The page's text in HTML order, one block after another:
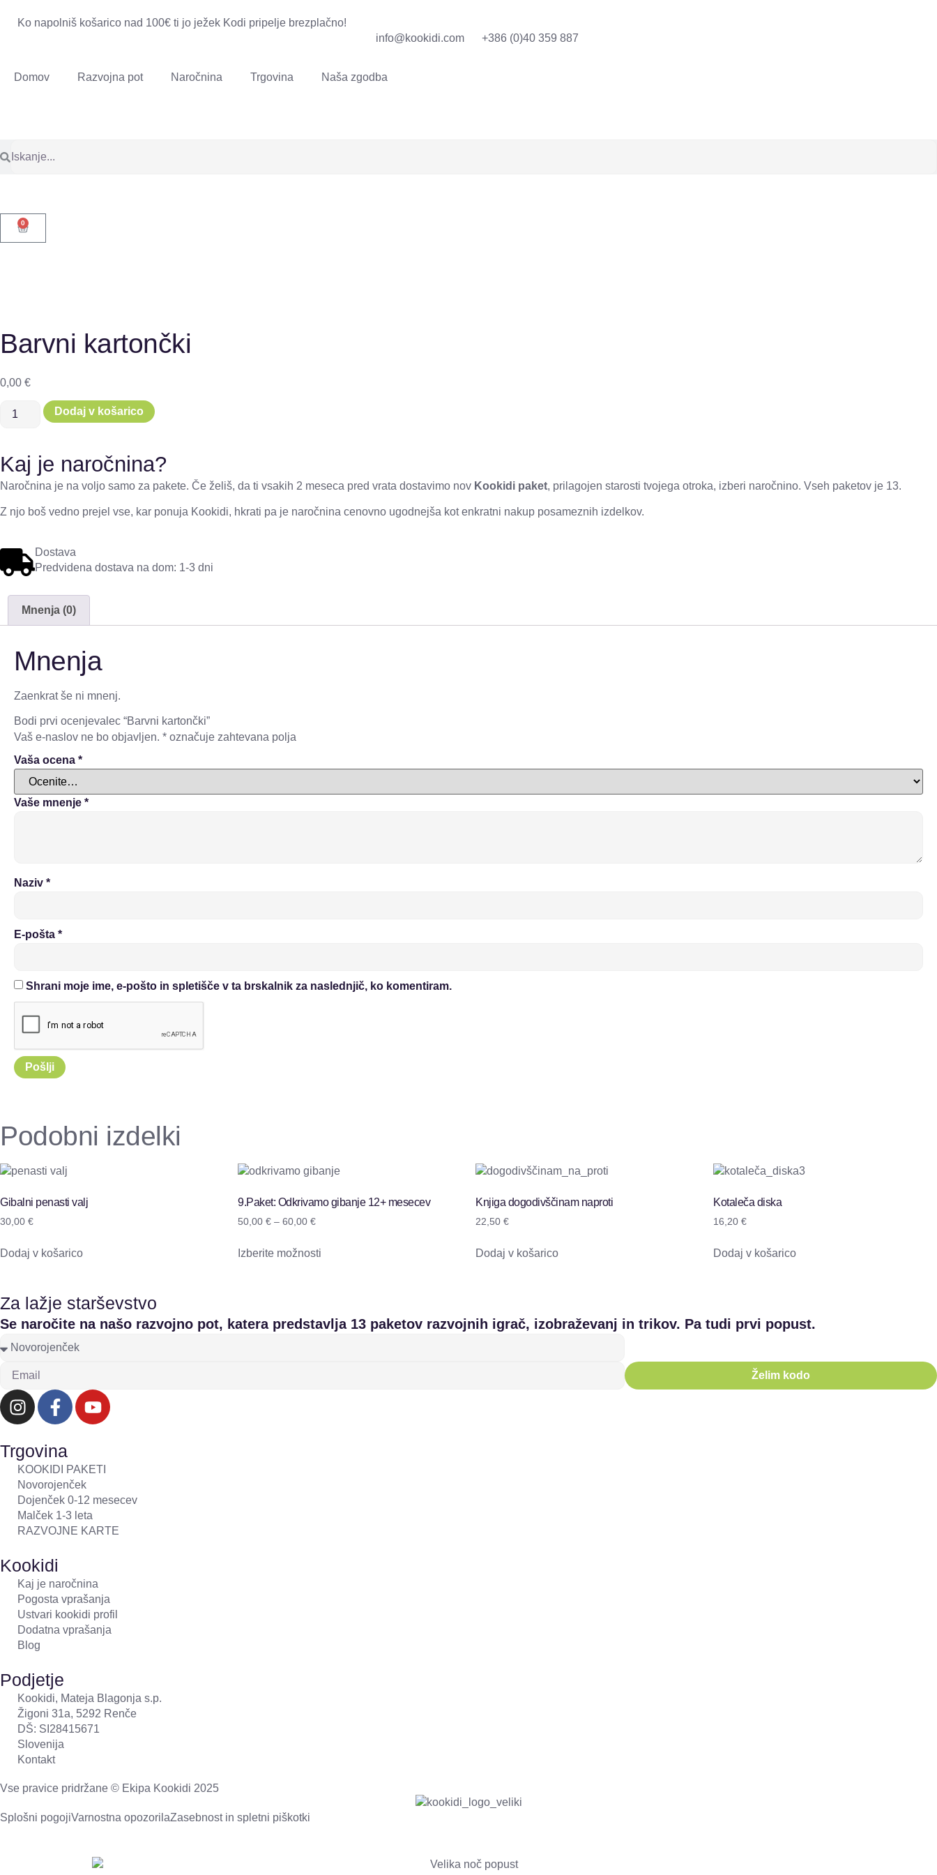
Ko napolniš košarico nad 100€ ti jo ježek Kodi pripelje brezplačno!
info@kookidi.com
+386 (0)40 359 887
Domov Razvojna pot Naročnina Trgovina Naša zgodba
0
Barvni kartončki
0,00 €
Dodaj v košarico
Kaj je naročnina?
Naročnina je na voljo samo za pakete. Če želiš, da ti vsakih 2 meseca pred vrata dostavimo nov Kookidi paket, prilagojen starosti tvojega otroka, izberi naročnino. Vseh paketov je 13.
Z njo boš vedno prejel vse, kar ponuja Kookidi, hkrati pa je naročnina cenovno ugodnejša kot enkratni nakup posameznih izdelkov.
Dostava
Predvidena dostava na dom: 1-3 dni
Mnenja (0)
Mnenja
Zaenkrat še ni mnenj.
Bodi prvi ocenjevalec “Barvni kartončki”
Vaš e-naslov ne bo objavljen. * označuje zahtevana polja
Vaša ocena *
Vaše mnenje *
Naziv *
E-pošta *
Shrani moje ime, e-pošto in spletišče v ta brskalnik za naslednjič, ko komentiram.
Podobni izdelki
Gibalni penasti valj
30,00 €
Dodaj v košarico
9.Paket: Odkrivamo gibanje 12+ mesecev
50,00 € – 60,00 €
Izberite možnosti
Knjiga dogodivščinam naproti
22,50 €
Dodaj v košarico
Kotaleča diska
16,20 €
Dodaj v košarico
Za lažje starševstvo
Se naročite na našo razvojno pot, katera predstavlja 13 paketov razvojnih igrač, izobraževanj in trikov. Pa tudi prvi popust.
Želim kodo
Trgovina
KOOKIDI PAKETI
Novorojenček
Dojenček 0-12 mesecev
Malček 1-3 leta
RAZVOJNE KARTE
Kookidi
Kaj je naročnina
Pogosta vprašanja
Ustvari kookidi profil
Dodatna vprašanja
Blog
Podjetje
Kookidi, Mateja Blagonja s.p.
Žigoni 31a, 5292 Renče
DŠ: SI28415671
Slovenija
Kontakt
Vse pravice pridržane © Ekipa Kookidi 2025
Splošni pogojiVarnostna opozorilaZasebnost in spletni piškotki